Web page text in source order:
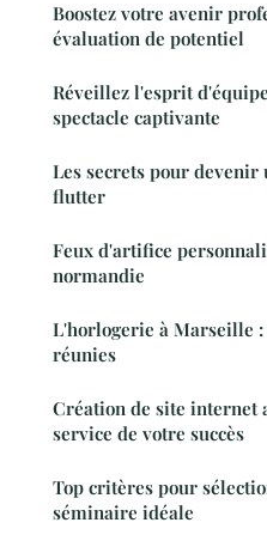
Boostez votre avenir
évaluation de potentiel
Réveillez l'esprit
spectacle captivante
Les secrets pour
flutter
Feux d'artifice
normandie
L'horlogerie à Marseille
réunies
Création de site internet
service de votre succès
Top critères pour
séminaire idéale